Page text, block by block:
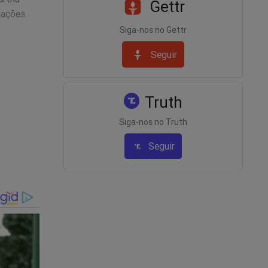
não é
na
o
com
O BRB
Gettr
Siga-nos no Gettr
Seguir
Truth
Siga-nos no Truth
Seguir